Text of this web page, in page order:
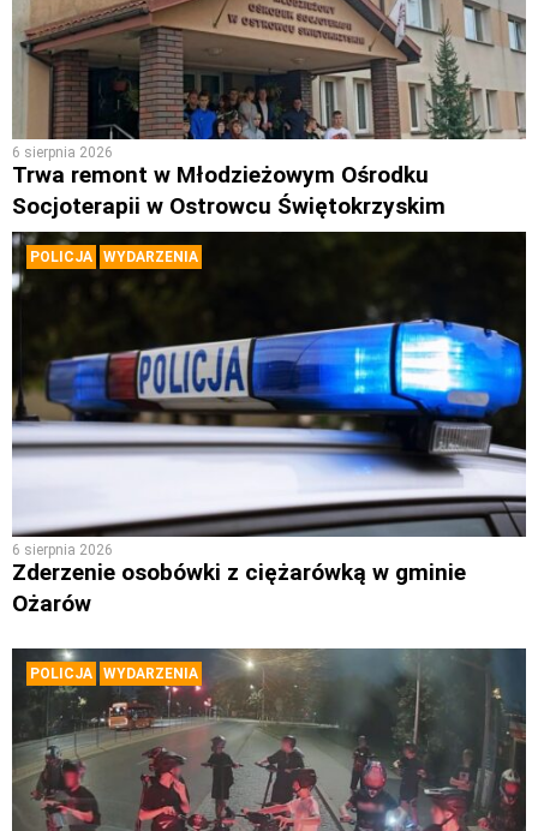
6 sierpnia 2026
Trwa remont w Młodzieżowym Ośrodku
Socjoterapii w Ostrowcu Świętokrzyskim
POLICJA WYDARZENIA
6 sierpnia 2026
Zderzenie osobówki z ciężarówką w gminie
Ożarów
POLICJA WYDARZENIA